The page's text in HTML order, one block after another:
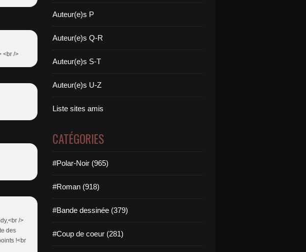
<br />
/>
des
!<br
Auteur(e)s P
Auteur(e)s Q-R
Auteur(e)s S-T
Auteur(e)s U-Z
Liste sites amis
CATÉGORIES
#Polar-Noir (965)
#Roman (918)
#Bande dessinée (379)
#Coup de coeur (281)